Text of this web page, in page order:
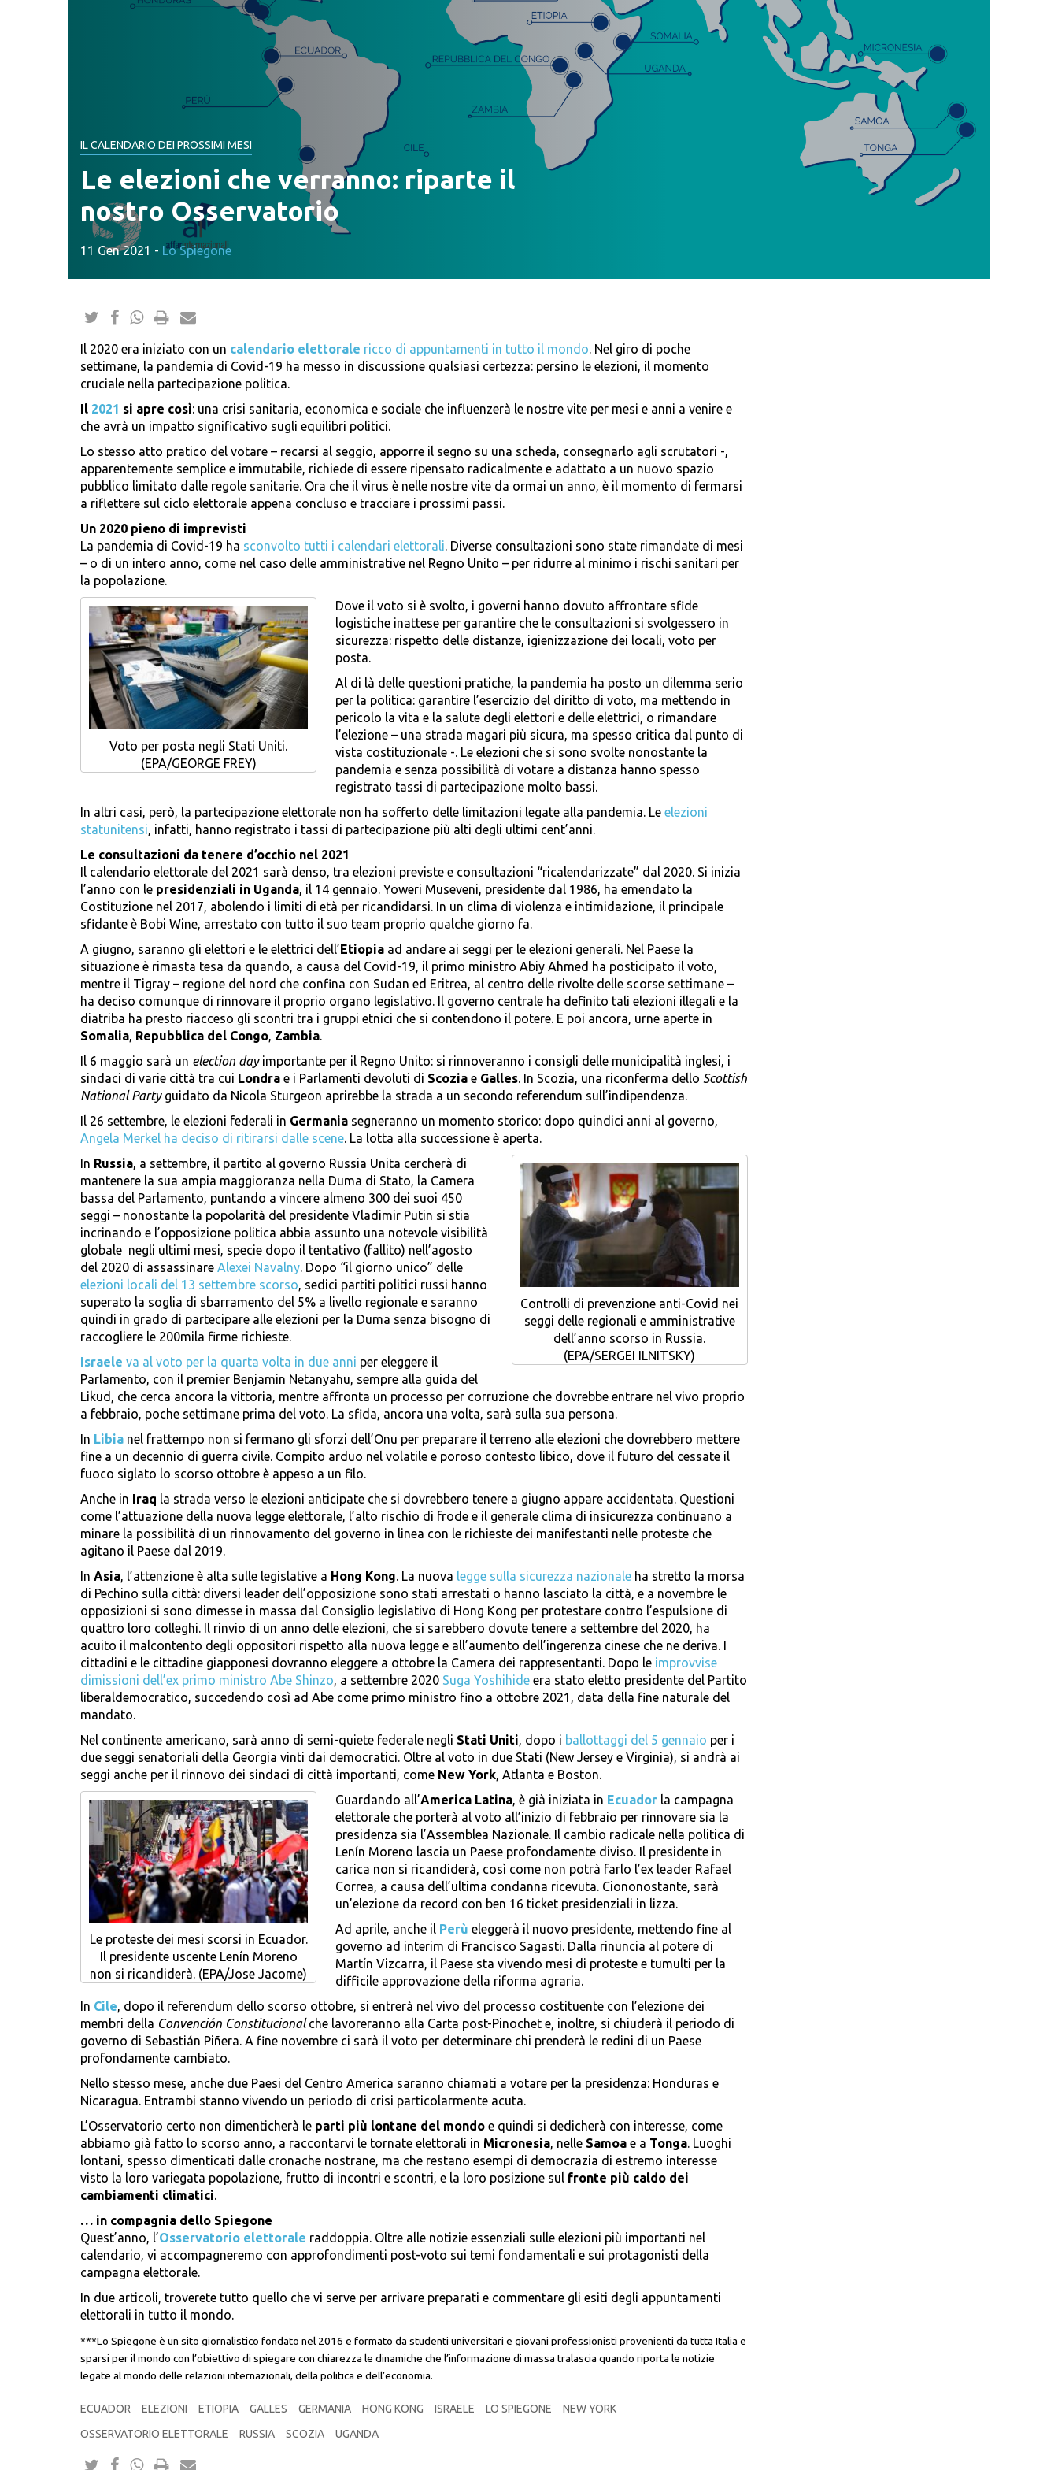
IL CALENDARIO DEI PROSSIMI MESI
Le elezioni che verranno: riparte il
nostro Osservatorio
11 Gen 2021 - Lo Spiegone
Il 2020 era iniziato con un calendario elettorale ricco di appuntamenti in tutto il mondo. Nel giro di poche
settimane, la pandemia di Covid-19 ha messo in discussione qualsiasi certezza: persino le elezioni, il momento
cruciale nella partecipazione politica.
Il 2021 si apre così: una crisi sanitaria, economica e sociale che influenzerà le nostre vite per mesi e anni a venire e
che avrà un impatto significativo sugli equilibri politici.
Lo stesso atto pratico del votare – recarsi al seggio, apporre il segno su una scheda, consegnarlo agli scrutatori -,
apparentemente semplice e immutabile, richiede di essere ripensato radicalmente e adattato a un nuovo spazio
pubblico limitato dalle regole sanitarie. Ora che il virus è nelle nostre vite da ormai un anno, è il momento di fermarsi
a riflettere sul ciclo elettorale appena concluso e tracciare i prossimi passi.
Un 2020 pieno di imprevisti
La pandemia di Covid-19 ha sconvolto tutti i calendari elettorali. Diverse consultazioni sono state rimandate di mesi
– o di un intero anno, come nel caso delle amministrative nel Regno Unito – per ridurre al minimo i rischi sanitari per
la popolazione.
Voto per posta negli Stati Uniti.
(EPA/GEORGE FREY)
Dove il voto si è svolto, i governi hanno dovuto affrontare sfide
logistiche inattese per garantire che le consultazioni si svolgessero in
sicurezza: rispetto delle distanze, igienizzazione dei locali, voto per
posta.
Al di là delle questioni pratiche, la pandemia ha posto un dilemma serio
per la politica: garantire l’esercizio del diritto di voto, ma mettendo in
pericolo la vita e la salute degli elettori e delle elettrici, o rimandare
l’elezione – una strada magari più sicura, ma spesso critica dal punto di
vista costituzionale -. Le elezioni che si sono svolte nonostante la
pandemia e senza possibilità di votare a distanza hanno spesso
registrato tassi di partecipazione molto bassi.
In altri casi, però, la partecipazione elettorale non ha sofferto delle limitazioni legate alla pandemia. Le elezioni
statunitensi, infatti, hanno registrato i tassi di partecipazione più alti degli ultimi cent’anni.
Le consultazioni da tenere d’occhio nel 2021
Il calendario elettorale del 2021 sarà denso, tra elezioni previste e consultazioni “ricalendarizzate” dal 2020. Si inizia
l’anno con le presidenziali in Uganda, il 14 gennaio. Yoweri Museveni, presidente dal 1986, ha emendato la
Costituzione nel 2017, abolendo i limiti di età per ricandidarsi. In un clima di violenza e intimidazione, il principale
sfidante è Bobi Wine, arrestato con tutto il suo team proprio qualche giorno fa.
A giugno, saranno gli elettori e le elettrici dell’Etiopia ad andare ai seggi per le elezioni generali. Nel Paese la
situazione è rimasta tesa da quando, a causa del Covid-19, il primo ministro Abiy Ahmed ha posticipato il voto,
mentre il Tigray – regione del nord che confina con Sudan ed Eritrea, al centro delle rivolte delle scorse settimane –
ha deciso comunque di rinnovare il proprio organo legislativo. Il governo centrale ha definito tali elezioni illegali e la
diatriba ha presto riacceso gli scontri tra i gruppi etnici che si contendono il potere. E poi ancora, urne aperte in
Somalia, Repubblica del Congo, Zambia.
Il 6 maggio sarà un election dayimportante per il Regno Unito: si rinnoveranno i consigli delle municipalità inglesi, i
sindaci di varie città tra cui Londra e i Parlamenti devoluti di Scozia e Galles. In Scozia, una riconferma dello Scottish
National Party guidato da Nicola Sturgeon aprirebbe la strada a un secondo referendum sull’indipendenza.
Il 26 settembre, le elezioni federali in Germania segneranno un momento storico: dopo quindici anni al governo,
Angela Merkel ha deciso di ritirarsi dalle scene. La lotta alla successione è aperta.
Controlli di prevenzione anti-Covid nei
seggi delle regionali e amministrative
dell’anno scorso in Russia.
(EPA/SERGEI ILNITSKY)
In Russia, a settembre, il partito al governo Russia Unita cercherà di
mantenere la sua ampia maggioranza nella Duma di Stato, la Camera
bassa del Parlamento, puntando a vincere almeno 300 dei suoi 450
seggi – nonostante la popolarità del presidente Vladimir Putin si stia
incrinando e l’opposizione politica abbia assunto una notevole visibilità
globale negli ultimi mesi, specie dopo il tentativo (fallito) nell’agosto
del 2020 di assassinare Alexei Navalny. Dopo “il giorno unico” delle
elezioni locali del 13 settembre scorso, sedici partiti politici russi hanno
superato la soglia di sbarramento del 5% a livello regionale e saranno
quindi in grado di partecipare alle elezioni per la Duma senza bisogno di
raccogliere le 200mila firme richieste.
Israele va al voto per la quarta volta in due anni per eleggere il
Parlamento, con il premier Benjamin Netanyahu, sempre alla guida del
Likud, che cerca ancora la vittoria, mentre affronta un processo per corruzione che dovrebbe entrare nel vivo proprio
a febbraio, poche settimane prima del voto. La sfida, ancora una volta, sarà sulla sua persona.
In Libia nel frattempo non si fermano gli sforzi dell’Onu per preparare il terreno alle elezioni che dovrebbero mettere
fine a un decennio di guerra civile. Compito arduo nel volatile e poroso contesto libico, dove il futuro del cessate il
fuoco siglato lo scorso ottobre è appeso a un filo.
Anche in Iraq la strada verso le elezioni anticipate che si dovrebbero tenere a giugno appare accidentata. Questioni
come l’attuazione della nuova legge elettorale, l’alto rischio di frode e il generale clima di insicurezza continuano a
minare la possibilità di un rinnovamento del governo in linea con le richieste dei manifestanti nelle proteste che
agitano il Paese dal 2019.
In Asia, l’attenzione è alta sulle legislative a Hong Kong. La nuova legge sulla sicurezza nazionale ha stretto la morsa
di Pechino sulla città: diversi leader dell’opposizione sono stati arrestati o hanno lasciato la città, e a novembre le
opposizioni si sono dimesse in massa dal Consiglio legislativo di Hong Kong per protestare contro l’espulsione di
quattro loro colleghi. Il rinvio di un anno delle elezioni, che si sarebbero dovute tenere a settembre del 2020, ha
acuito il malcontento degli oppositori rispetto alla nuova legge e all’aumento dell’ingerenza cinese che ne deriva. I
cittadini e le cittadine giapponesi dovranno eleggere a ottobre la Camera dei rappresentanti. Dopo le improvvise
dimissioni dell’ex primo ministro Abe Shinzo, a settembre 2020 Suga Yoshihide era stato eletto presidente del Partito
liberaldemocratico, succedendo così ad Abe come primo ministro fino a ottobre 2021, data della fine naturale del
mandato.
Nel continente americano, sarà anno di semi-quiete federale negli Stati Uniti, dopo i ballottaggi del 5 gennaio per i
due seggi senatoriali della Georgia vinti dai democratici. Oltre al voto in due Stati (New Jersey e Virginia), si andrà ai
seggi anche per il rinnovo dei sindaci di città importanti, come New York, Atlanta e Boston.
Le proteste dei mesi scorsi in Ecuador.
Il presidente uscente Lenín Moreno
non si ricandiderà. (EPA/Jose Jacome)
Guardando all’America Latina, è già iniziata in Ecuador la campagna
elettorale che porterà al voto all’inizio di febbraio per rinnovare sia la
presidenza sia l’Assemblea Nazionale. Il cambio radicale nella politica di
Lenín Moreno lascia un Paese profondamente diviso. Il presidente in
carica non si ricandiderà, così come non potrà farlo l’ex leader Rafael
Correa, a causa dell’ultima condanna ricevuta. Ciononostante, sarà
un’elezione da record con ben 16 ticket presidenziali in lizza.
Ad aprile, anche il Perù eleggerà il nuovo presidente, mettendo fine al
governo ad interim di Francisco Sagasti. Dalla rinuncia al potere di
Martín Vizcarra, il Paese sta vivendo mesi di proteste e tumulti per la
difficile approvazione della riforma agraria.
In Cile, dopo il referendum dello scorso ottobre, si entrerà nel vivo del processo costituente con l’elezione dei
membri della Convención Constitucionalche lavoreranno alla Carta post-Pinochet e, inoltre, si chiuderà il periodo di
governo di Sebastián Piñera. A fine novembre ci sarà il voto per determinare chi prenderà le redini di un Paese
profondamente cambiato.
Nello stesso mese, anche due Paesi del Centro America saranno chiamati a votare per la presidenza: Honduras e
Nicaragua. Entrambi stanno vivendo un periodo di crisi particolarmente acuta.
L’Osservatorio certo non dimenticherà le parti più lontane del mondo e quindi si dedicherà con interesse, come
abbiamo già fatto lo scorso anno, a raccontarvi le tornate elettorali in Micronesia, nelle Samoa e a Tonga. Luoghi
lontani, spesso dimenticati dalle cronache nostrane, ma che restano esempi di democrazia di estremo interesse
visto la loro variegata popolazione, frutto di incontri e scontri, e la loro posizione sul fronte più caldo dei
cambiamenti climatici.
… in compagnia dello Spiegone
Quest’anno, l’Osservatorio elettorale raddoppia. Oltre alle notizie essenziali sulle elezioni più importanti nel
calendario, vi accompagneremo con approfondimenti post-voto sui temi fondamentali e sui protagonisti della
campagna elettorale.
In due articoli, troverete tutto quello che vi serve per arrivare preparati e commentare gli esiti degli appuntamenti
elettorali in tutto il mondo.
***Lo Spiegone è un sito giornalistico fondato nel 2016 e formato da studenti universitari e giovani professionisti provenienti da tutta Italia e
sparsi per il mondo con l’obiettivo di spiegare con chiarezza le dinamiche che l’informazione di massa tralascia quando riporta le notizie
legate al mondo delle relazioni internazionali, della politica e dell’economia.
ECUADOR ELEZIONI ETIOPIA GALLES GERMANIA HONG KONG ISRAELE LO SPIEGONE
NEW YORK
OSSERVATORIO ELETTORALE
RUSSIA SCOZIA UGANDA